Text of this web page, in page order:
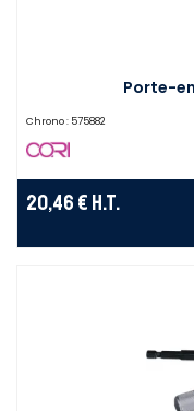
Porte-
Chrono : 575882
20,46 € H.T.